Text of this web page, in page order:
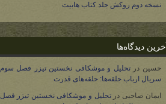
نسخه دوم روکش جلد کتاب هابیت
آخرین دیدگاه‌ها
حسین درتحلیل و موشکافی نخستین تیزر فصل سوم
سریال ارباب حلقه‌ها: حلقه‌های قدرت
ایمان صاحبی درتحلیل و موشکافی نخستین تیزر فصل